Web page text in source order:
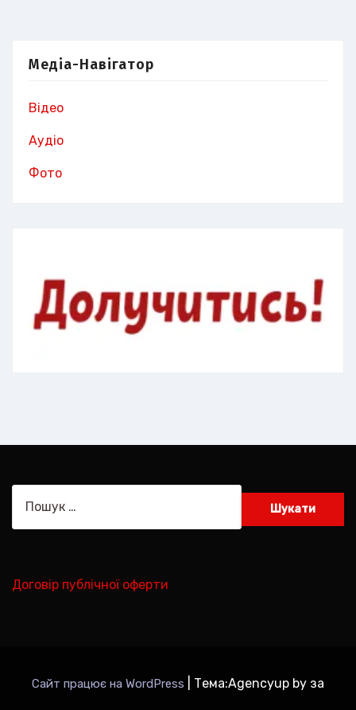
Медіа-Навігатор
Відео
Аудіо
Фото
Договір публічної оферти
Сайт працює на WordPress Тема:Agencyup by за